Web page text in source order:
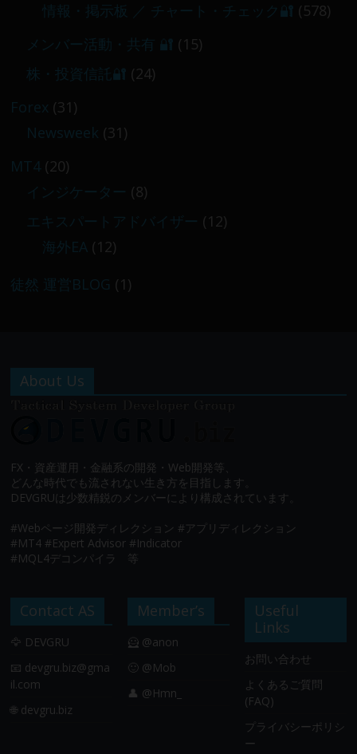
情報・掲示板 ／ チャート・チェック🔐 (578)
メンバー活動・共有 🔐 (15)
株・投資信託🔐 (24)
Forex (31)
Newsweek (31)
MT4(20)
インジケーター (8)
エキスパートアドバイザー (12)
海外EA (12)
徒然 運営BLOG (1)
About Us
FX・資産運用・金融系の開発・Web開発等、
どんな時代でも流されない生き方を目指します。
DEVGRUは少数精鋭のメンバーにより構成されています。
#Webページ開発ディレクション #アプリディレクション
#MT4 #Expert Advisor #Indicator
#MQL4デコンパイラ 等
Contact AS
🦅 DEVGRU
📧 devgru.biz@gma
il.com
🌐 devgru.biz
Member’s
🦸 @anon
🙂 @Mob
👤 @Hmn_
Useful
Links
お問い合わせ
よくあるご質問
(FAQ)
プライバシーポリシ
ー